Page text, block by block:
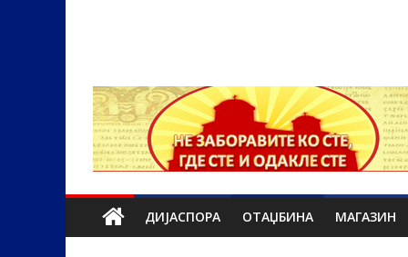
ДИЈАСПОРА ОТАЏБИНА МАГАЗИН